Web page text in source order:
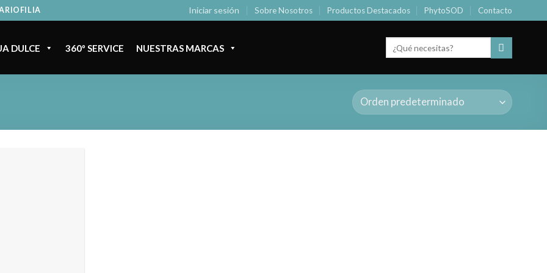
Iniciar sesión Sobre Nosotros Productos Destacados PhytoSOD Contacto
DULCE 360º SERVICE NUESTRAS MARCAS
por: